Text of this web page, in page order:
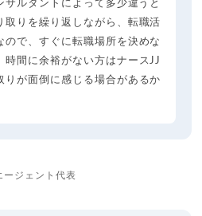
ルタントによって多少違うと
取りを繰り返しながら、転職活
ので、すぐに転職場所を決めな
時間に余裕がない方はナースJJ
りが面倒に感じる場合があるか
ージェント代表